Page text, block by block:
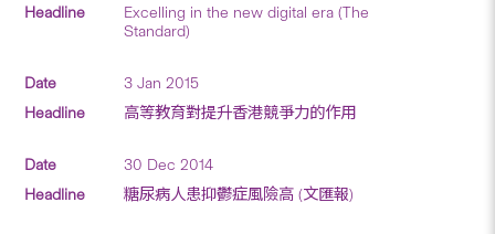
Excelling in the new digital era (The
Standard)
3 Jan 2015
高等教育對提升香港競爭力的作用
30 Dec 2014
糖尿病人患抑鬱症風險高 (文匯報)